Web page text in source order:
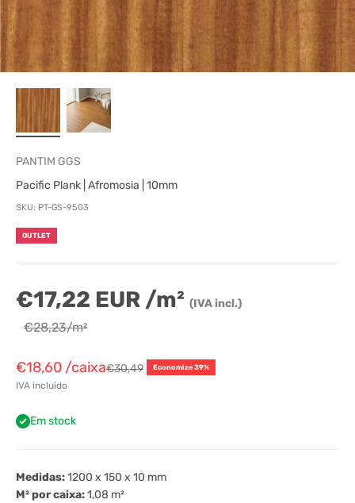
PANTIM GGS
Pacific Plank | Afromosia | 10mm
SKU: PT-GS-9503
OUTLET
€17,22 EUR /m² (IVA incl.)
€28,23/m²
€18,60 /caixa€30,49 Economize 39%
IVA incluído
Em stock
Medidas:1200 x 150 x 10 mm
M² por caixa:1,08 m²